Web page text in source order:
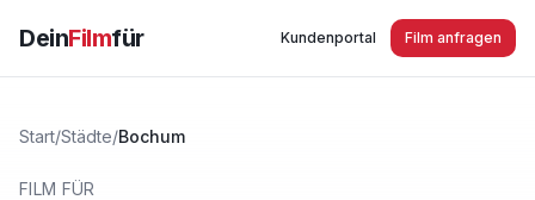
DeinFilmfür Kundenportal Film anfragen
Start/Städte/Bochum
FILM FÜR